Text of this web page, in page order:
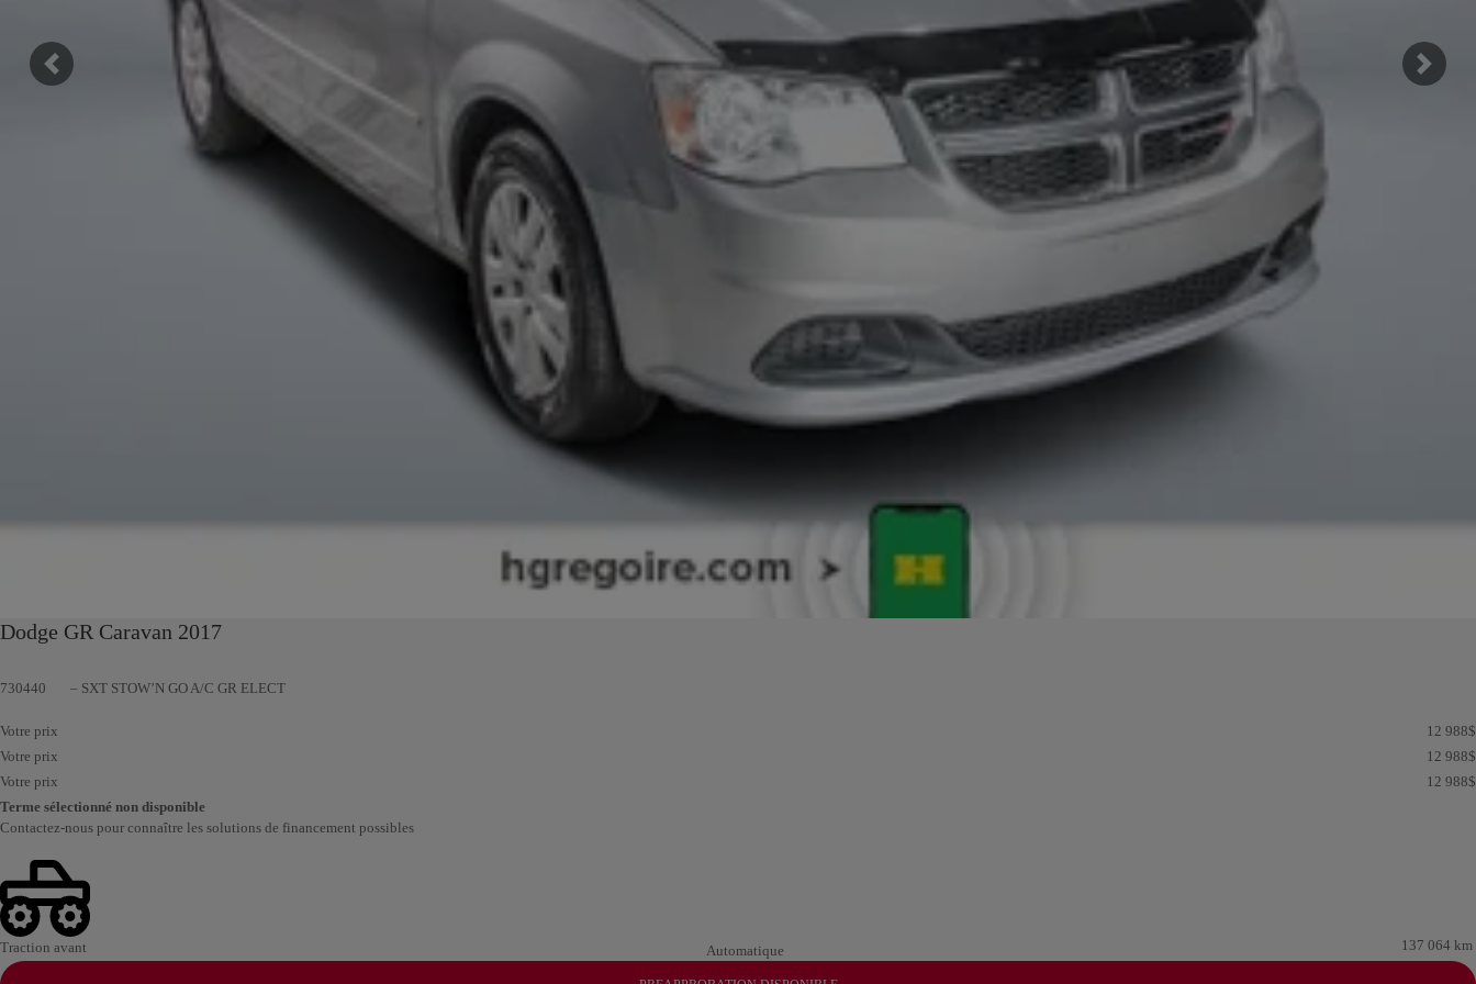
Précédent
Dodge GR Caravan 2017
730440 – SXT STOW’N GO A/C GR ELECT
Votre prix 12 988$
Votre prix
12 988$
Votre prix
12 988$
Terme sélectionné non disponible
Contactez-nous pour connaître les solutions de financement possibles
Traction avant Automatique 137 064 km